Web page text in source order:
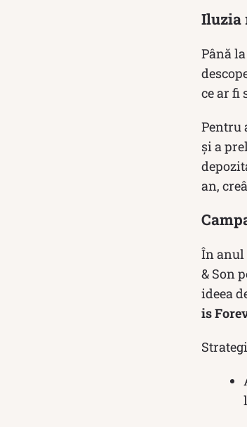
Iluzia
Până
ce ar fi
Pentru
și a
an,
În anul
& Son
ideea
is